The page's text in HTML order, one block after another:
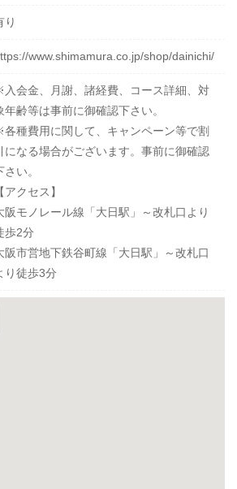
り
www.shimamura.co.jp/shop/dainichi/
会金、月謝、諸経費、コース詳細、対
年齢等は事前に御確認下さい。
種費用に関して、キャンペーン等で割
になる場合がございます。事前に御確認
さい。
【アクセス】
阪モノレール線「大日駅」～改札口より
歩2分
阪市営地下鉄谷町線「大日駅」～改札口
り徒歩3分